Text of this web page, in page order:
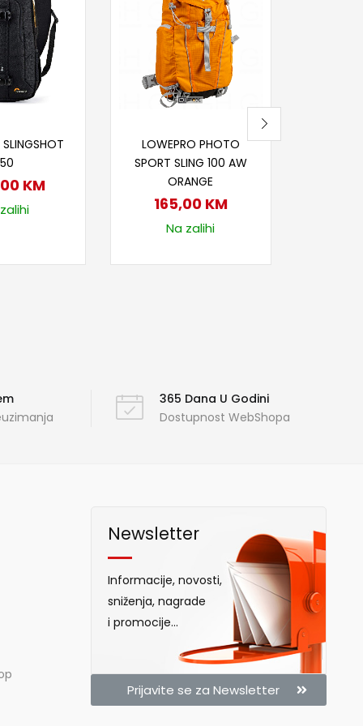
KM
LOWEPRO PHOTO
SPORT SLING 100 AW
ORANGE
165,00 KM
Na zalihi
365 Dana U Godini
Dostupnost WebShopa
Newsletter
Informacije, novosti,
sniženja, nagrade
i promocije...
Prijavite se za Newsletter